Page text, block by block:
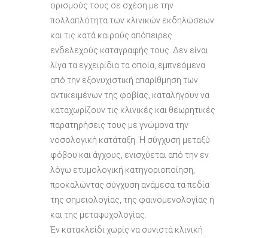
ορισμούς τους σε σχέση με την
πολλαπλότητα των κλινικών εκδηλώσεων
και τις κατά καιρούς απόπειρες
ενδελεχούς καταγραφής τους. Δεν είναι
λίγα τα εγχειρίδια τα οποία, εμπνεόμενα
από την εξονυχιστική απαρίθμηση των
αντικειμένων της φοβίας, καταλήγουν να
καταχωρίζουν τις κλινικές και θεωρητικές
παρατηρήσεις τους με γνώμονα την
νοσολογική κατάταξη. Ή σύγχυση μεταξύ
φόβου και άγχους, ενισχύεται από την εν
λόγω ετυμολογική κατηγοριοποίηση,
προκαλώντας σύγχυση ανάμεσα τα πεδία
της σημειολογίας, της φαινομενολογίας ή
και της μεταψυχολογίας.
Έν κατακλείδι χωρίς να συνιστά κλινική